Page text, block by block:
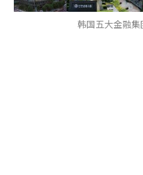
韩国五大金融集